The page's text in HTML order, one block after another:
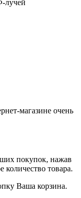
лучей
магазине очень
покупок, нажав
товара.
Ваша корзина.